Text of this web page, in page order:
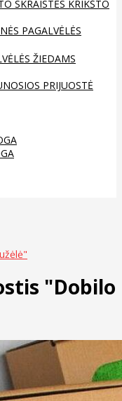
SKRAISTĖS KRIKŠTO
PAGALVĖLĖS
ŽIEDAMS
PRIJUOSTĖ
"Dobilo